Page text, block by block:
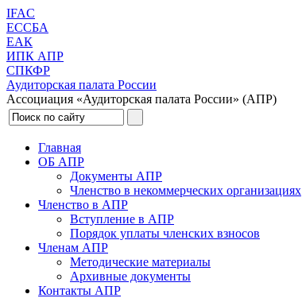
IFAC
ЕССБА
ЕАК
ИПК АПР
СПКФР
Аудиторская палата России
Ассоциация «Аудиторская палата России» (АПР)
Главная
ОБ АПР
Документы АПР
Членство в некоммерческих организациях
Членство в АПР
Вступление в АПР
Порядок уплаты членских взносов
Членам АПР
Методические материалы
Архивные документы
Контакты АПР